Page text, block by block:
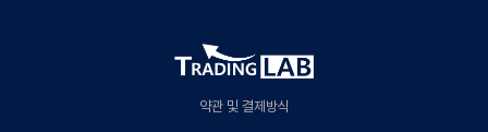
약관 및 결제방식